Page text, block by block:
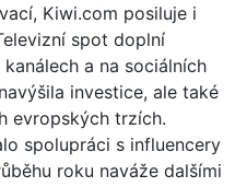
Kiwi.com posiluje i
spot doplní
a na sociálních
investice, ale také
evropských trzích.
spolupráci s influencery
roku naváže dalšími